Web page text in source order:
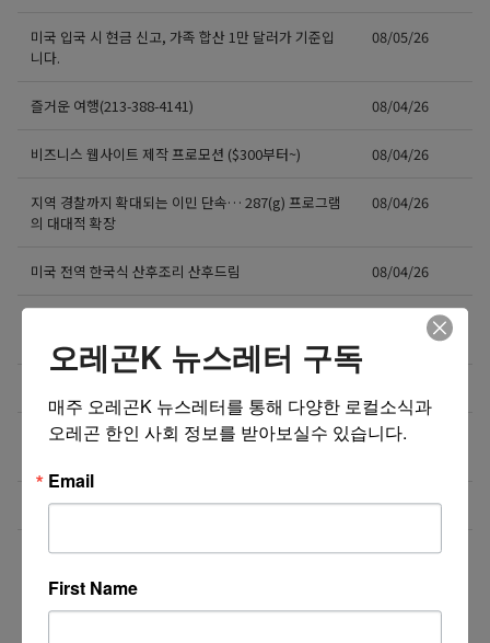
미국 입국 시 현금 신고, 가족 합산 1만 달러가 기준입
니다.
08/05/26
즐거운 여행(213-388-4141) 08/04/26
비즈니스 웹사이트 제작 프로모션 ($300부터~) 08/04/26
지역 경찰까지 확대되는 이민 단속… 287(g) 프로그램
의 대대적 확장
08/04/26
미국 전역 한국식 산후조리 산후드림 08/04/26
08/04/26
‘7년 이상 거주’ 장기체류자 영주권 법안 재추진… 현
08/03/26
비즈니스 웹사이트 제작 프로모션 ($300부터~) 08/02/26
더보기 >>
오레곤K 뉴스레터 구독
매주 오레곤K 뉴스레터를 통해 다양한 로컬소식과
오레곤 한인 사회 정보를 받아보실수 있습니다.
Email
First Name